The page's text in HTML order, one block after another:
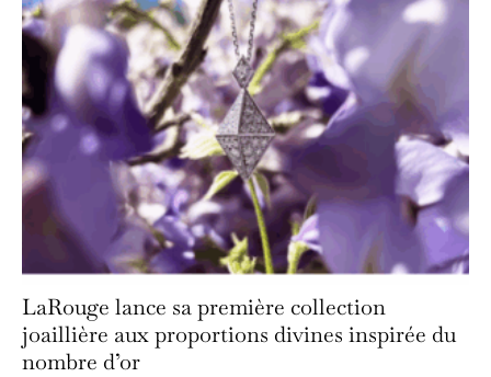
LaRouge lance sa première collection
joaillière aux proportions divines inspirée du
nombre d’or